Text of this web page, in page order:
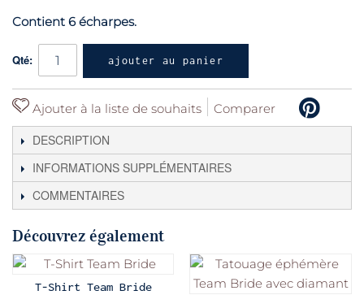
Contient 6 écharpes.
Qté: ajouter au panier
Ajouter à la liste de souhaits Comparer
DESCRIPTION
INFORMATIONS SUPPLÉMENTAIRES
COMMENTAIRES
Découvrez également
T-Shirt Team Bride